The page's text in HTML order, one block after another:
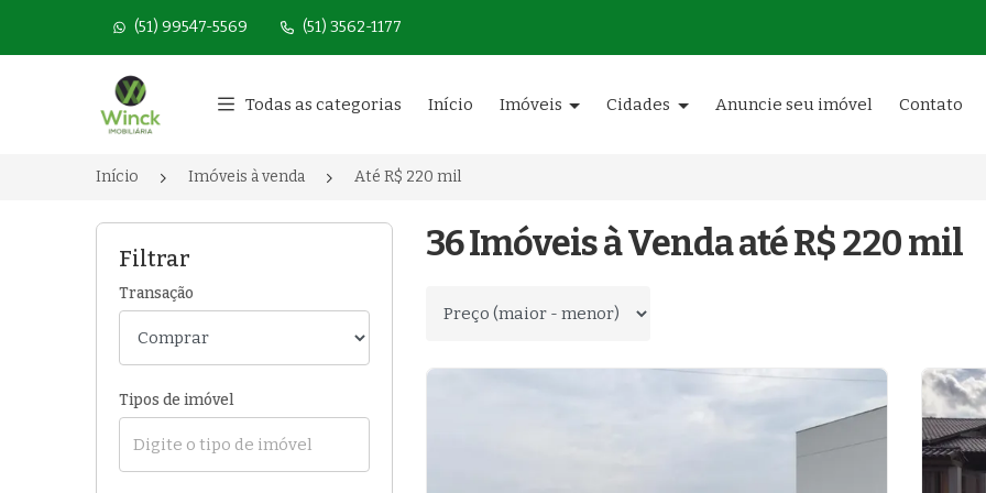
(51) 99547-5569 (51) 3562-1177
Página inicial
Todas as categorias Início Imóveis Cidades Anuncie seu imóvel Contato
Início Imóveis à venda Até R$ 220 mil
Filtrar
Transação
Tipos de imóvel
36 Imóveis à Venda até R$ 220 mil
Ordenar por